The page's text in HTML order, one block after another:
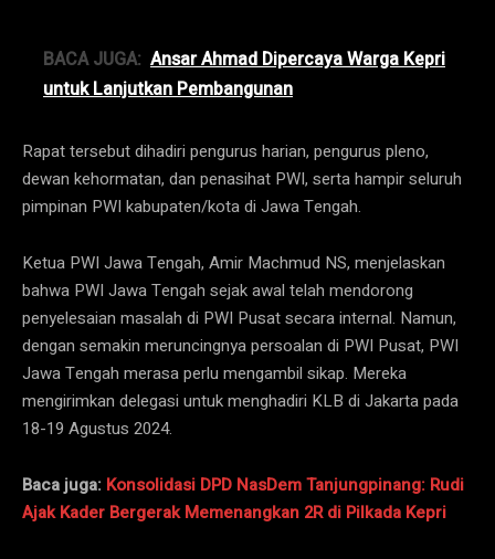
BACA JUGA: Ansar Ahmad Dipercaya Warga Kepri
untuk Lanjutkan Pembangunan
Rapat tersebut dihadiri pengurus harian, pengurus pleno,
dewan kehormatan, dan penasihat PWI, serta hampir seluruh
pimpinan PWI kabupaten/kota di Jawa Tengah.
Ketua PWI Jawa Tengah, Amir Machmud NS, menjelaskan
bahwa PWI Jawa Tengah sejak awal telah mendorong
penyelesaian masalah di PWI Pusat secara internal. Namun,
dengan semakin meruncingnya persoalan di PWI Pusat, PWI
Jawa Tengah merasa perlu mengambil sikap. Mereka
mengirimkan delegasi untuk menghadiri KLB di Jakarta pada
18-19 Agustus 2024.
Baca juga: Konsolidasi DPD NasDem Tanjungpinang: Rudi
Ajak Kader Bergerak Memenangkan 2R di Pilkada Kepri